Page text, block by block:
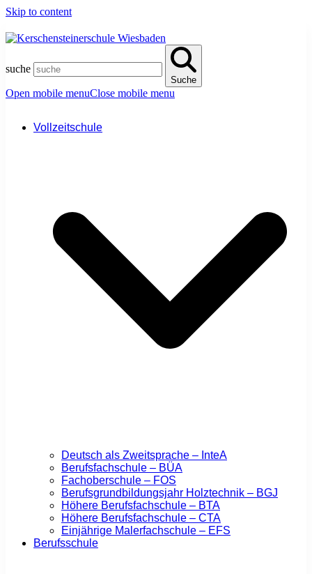
Skip to content
suche
Suche
Open mobile menuClose mobile menu
Vollzeitschule
Deutsch als Zweitsprache – InteA
Berufsfachschule – BÜA
Fachoberschule – FOS
Berufsgrundbildungsjahr Holztechnik – BGJ
Höhere Berufsfachschule – BTA
Höhere Berufsfachschule – CTA
Einjährige Malerfachschule – EFS
Berufsschule